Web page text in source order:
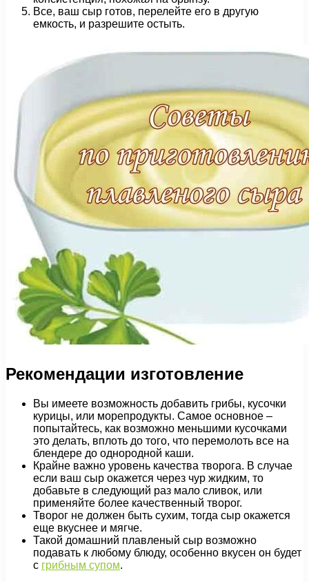
Все, ваш сыр готов, перелейте его в другую
емкость, и разрешите остыть.
Рекомендации изготовление
Вы имеете возможность добавить грибы, кусочки
курицы, или морепродукты. Самое основное –
попытайтесь, как возможно меньшими кусочками
это делать, вплоть до того, что перемолоть все на
блендере до однородной каши.
Крайне важно уровень качества творога. В случае
если ваш сыр окажется через чур жидким, то
добавьте в следующий раз мало сливок, или
применяйте более качественный творог.
Творог не должен быть сухим, тогда сыр окажется
еще вкуснее и мягче.
Такой домашний плавленый сыр возможно
подавать к любому блюду, особенно вкусен он будет
с грибным супом.